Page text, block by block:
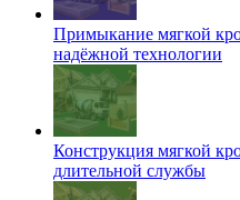
Примыкание мягкой
надёжной технологии
Конструкция мягкой
длительной службы